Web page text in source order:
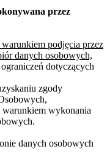
przez
podjęcia przez
danych osobowych,
dotyczących
zgody
wykonania
danych osobowych